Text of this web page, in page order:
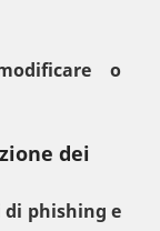
o
dei
di phishing e